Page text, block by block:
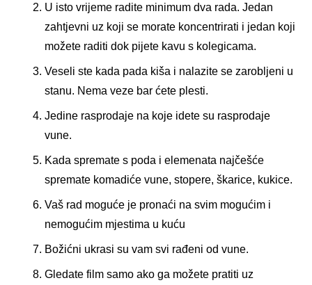
U isto vrijeme radite minimum dva rada. Jedan
zahtjevni uz koji se morate koncentrirati i jedan koji
možete raditi dok pijete kavu s kolegicama.
Veseli ste kada pada kiša i nalazite se zarobljeni u
stanu. Nema veze bar ćete plesti.
Jedine rasprodaje na koje idete su rasprodaje
vune.
Kada spremate s poda i elemenata najčešće
spremate komadiće vune, stopere, škarice, kukice.
Vaš rad moguće je pronaći na svim mogućim i
nemogućim mjestima u kuću
Božićni ukrasi su vam svi rađeni od vune.
Gledate film samo ako ga možete pratiti uz